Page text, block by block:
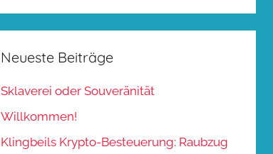
Neueste Beiträge
Sklaverei oder Souveränität
Willkommen!
Klingbeils Krypto-Besteuerung: Raubzug